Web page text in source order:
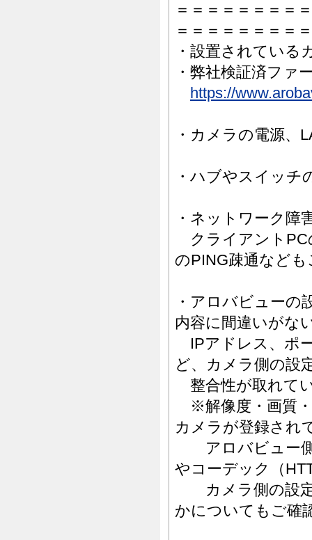
＝＝＝＝＝＝＝＝
＝＝＝＝＝＝＝＝
・設置されてい
・弊社検証済ファ
https://
・カメラの電源、
・ハブやスイッチ
・ネットワーク障
クライアントPC
のPING疎通など
・アロバビュー
内容に間違いがな
IPアドレス、ポ
ど、カメラ側の設
整合性が取れて
※解像度・画質・
カメラが登録され
アロバビュー側
やコーデック（
カメラ側の設定
かについてもご確